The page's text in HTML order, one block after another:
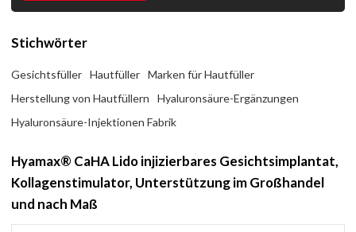
Stichwörter
Gesichtsfüller Hautfüller
Marken für Hautfüller
Herstellung von Hautfüllern
Hyaluronsäure-Ergänzungen
Hyaluronsäure-Injektionen Fabrik
Hyamax® CaHA Lido injizierbares Gesichtsimplantat,
Kollagenstimulator, Unterstützung im Großhandel
und nach Maß